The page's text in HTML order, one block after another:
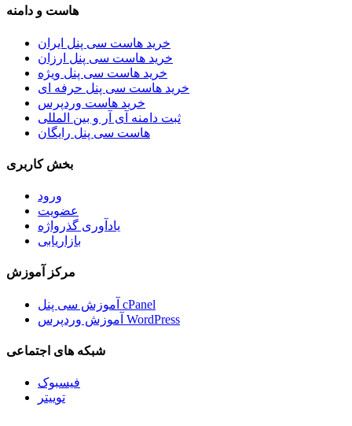
هاست و دامنه
خرید هاست سی پنل ایران
خرید هاست سی پنل ارزان
خرید هاست سی پنل ویژه
خرید هاست سی پنل حرفه ای
خرید هاست وردپرس
ثبت دامنه آی آر و بین المللی
هاست سی پنل رایگان
بخش کاربری
ورود
عضویت
یادآوری گذرواژه
بازاریابی
مرکز آموزش
آموزش سی پنل cPanel
آموزش وردپرس WordPress
شبکه های اجتماعی
فیسبوک
توییتر